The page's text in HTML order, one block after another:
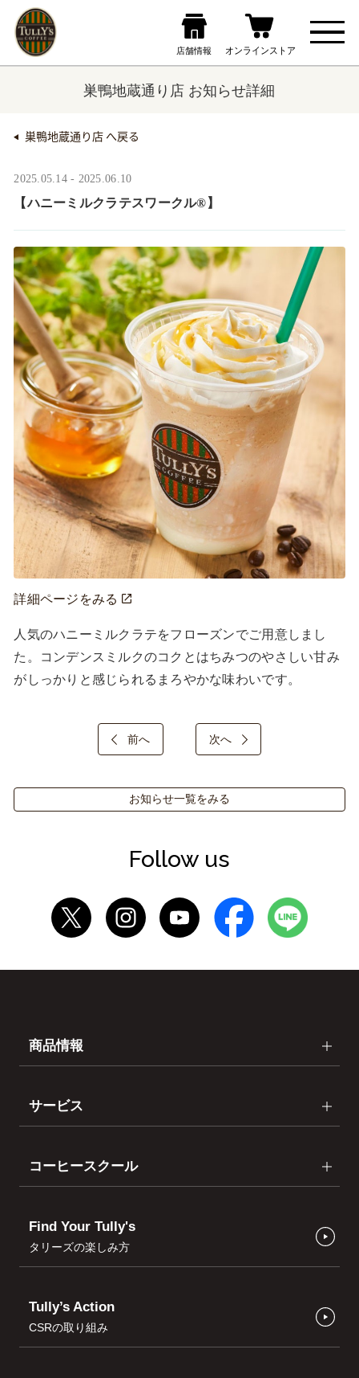
巣鴨地蔵通り店 お知らせ詳細
巣鴨地蔵通り店 へ戻る
2025.05.14 - 2025.06.10
【ハニーミルクラテスワークル®】
詳細ページをみる
人気のハニーミルクラテをフローズンでご用意しまし
た。コンデンスミルクのコクとはちみつのやさしい甘み
がしっかりと感じられるまろやかな味わいです。
前へ 次へ
お知らせ一覧をみる
Follow us
商品情報
サービス
コーヒースクール
Find Your Tully's
タリーズの楽しみ方
Tully’s Action
CSRの取り組み